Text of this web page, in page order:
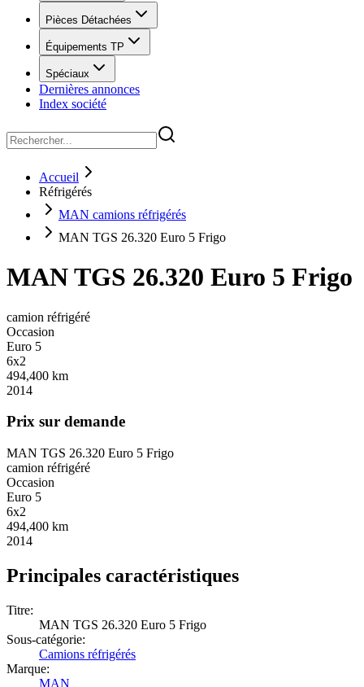
Pièces Détachées
Équipements TP
Spéciaux
Dernières annonces
Index société
Accueil
Réfrigérés
MAN camions réfrigérés
MAN TGS 26.320 Euro 5 Frigo
MAN TGS 26.320 Euro 5 Frigo
camion réfrigéré
Occasion
Euro 5
6x2
494,400 km
2014
Prix sur demande
MAN TGS 26.320 Euro 5 Frigo
camion réfrigéré
Occasion
Euro 5
6x2
494,400 km
2014
Principales caractéristiques
Titre:
MAN TGS 26.320 Euro 5 Frigo
Sous-catégorie:
Camions réfrigérés
Marque:
MAN